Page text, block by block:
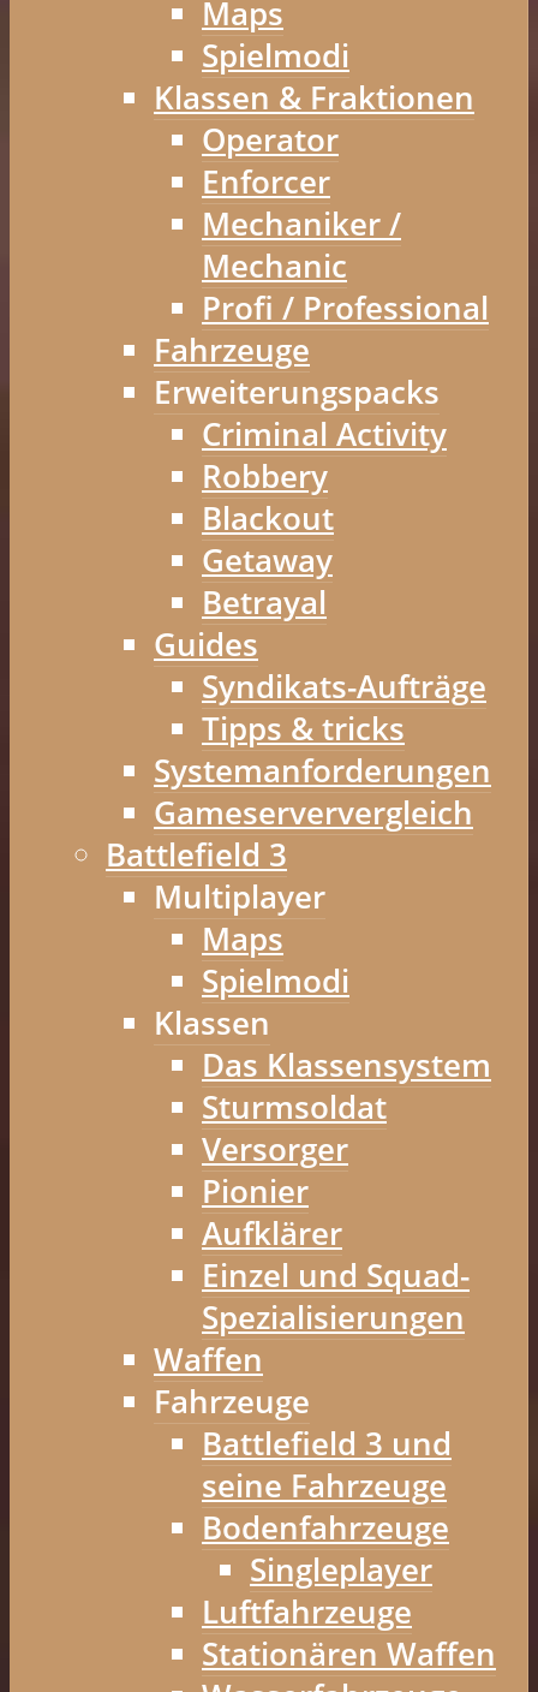
Maps
Spielmodi
Klassen & Fraktionen
Operator
Enforcer
Mechaniker /
Mechanic
Profi / Professional
Fahrzeuge
Erweiterungspacks
Criminal Activity
Robbery
Blackout
Getaway
Betrayal
Guides
Syndikats-Aufträge
Tipps & tricks
Systemanforderungen
Gameserververgleich
Battlefield 3
Multiplayer
Maps
Spielmodi
Klassen
Das Klassensystem
Sturmsoldat
Versorger
Pionier
Aufklärer
Einzel und Squad-
Spezialisierungen
Waffen
Fahrzeuge
Battlefield 3 und
seine Fahrzeuge
Bodenfahrzeuge
Singleplayer
Luftfahrzeuge
Stationären Waffen